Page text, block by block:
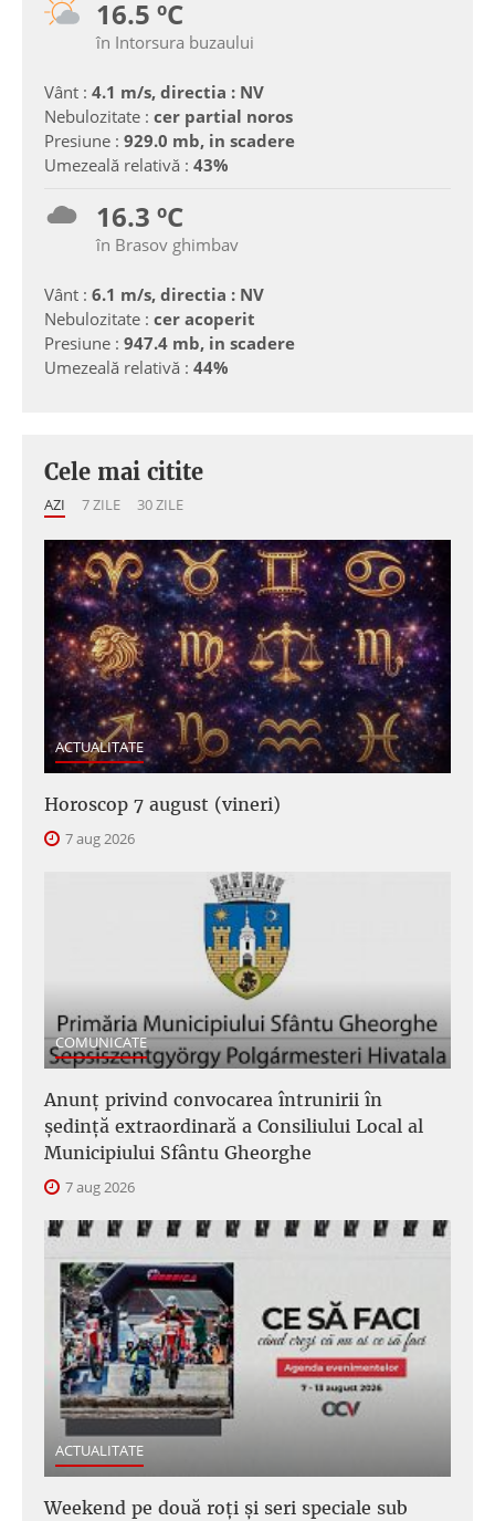
16.5 ºC
în Intorsura buzaului
Vânt : 4.1 m/s, directia : NV
Nebulozitate : cer partial noros
Presiune : 929.0 mb, in scadere
Umezeală relativă : 43%
16.3 ºC
în Brasov ghimbav
Vânt : 6.1 m/s, directia : NV
Nebulozitate : cer acoperit
Presiune : 947.4 mb, in scadere
Umezeală relativă : 44%
Cele mai citite
AZI 7 ZILE 30 ZILE
ACTUALITATE
Horoscop 7 august (vineri)
7 aug 2026
COMUNICATE
Anunţ privind convocarea întrunirii în
şedinţă extraordinară a Consiliului Local al
Municipiului Sfântu Gheorghe
7 aug 2026
ACTUALITATE
Weekend pe două roți și seri speciale sub